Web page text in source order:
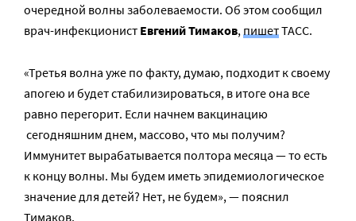
очередной волны заболеваемости. Об этом сообщил
врач-инфекционист Евгений Тимаков,пишетТАСС.
«Третья волна уже по факту, думаю, подходит к своему
апогею и будет стабилизироваться, в итоге она все
равно перегорит. Если начнем вакцинацию
сегодняшним днем, массово, что мы получим?
Иммунитет вырабатывается полтора месяца — то есть
к концу волны. Мы будем иметь эпидемиологическое
значение для детей? Нет, не будем», — пояснил
Тимаков.